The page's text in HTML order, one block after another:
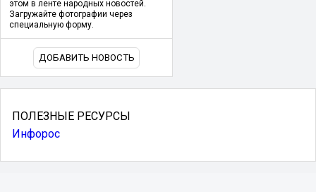
этом в ленте народных новостей.
Загружайте фотографии через
специальную форму.
ДОБАВИТЬ НОВОСТЬ
ПОЛЕЗНЫЕ РЕСУРСЫ
Инфорос